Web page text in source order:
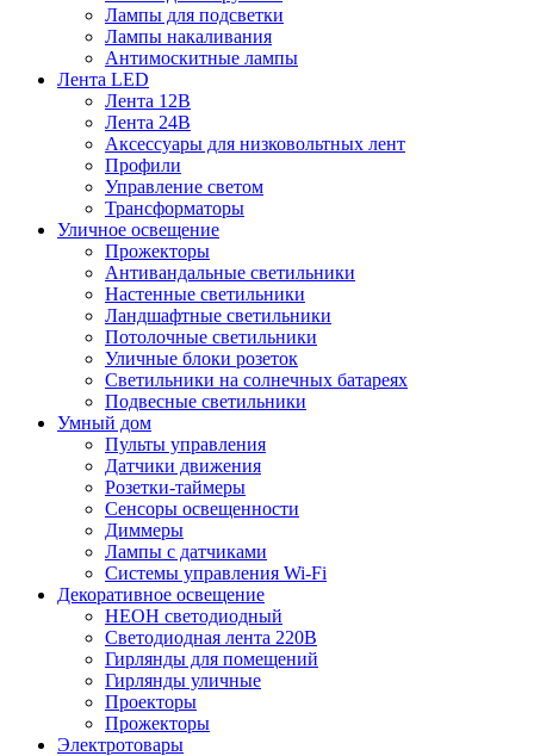
Лампы для подсветки
Лампы накаливания
Антимоскитные лампы
Лента LED
Лента 12В
Лента 24В
Аксессуары для низковольтных лент
Профили
Управление светом
Трансформаторы
Уличное освещение
Прожекторы
Антивандальные светильники
Настенные светильники
Ландшафтные светильники
Потолочные светильники
Уличные блоки розеток
Светильники на солнечных батареях
Подвесные светильники
Умный дом
Пульты управления
Датчики движения
Розетки-таймеры
Сенсоры освещенности
Диммеры
Лампы с датчиками
Системы управления Wi-Fi
Декоративное освещение
НЕОН светодиодный
Светодиодная лента 220В
Гирлянды для помещений
Гирлянды уличные
Проекторы
Прожекторы
Электротовары